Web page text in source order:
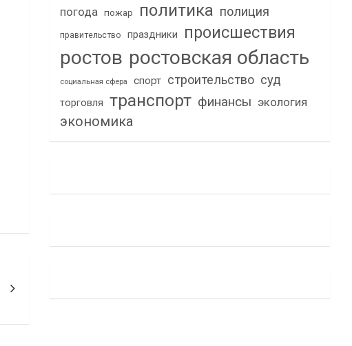
погода пожар политика полиция
правительство праздники происшествия
ростов ростовская область
социальная сфера спорт строительство суд
торговля транспорт финансы экология
экономика